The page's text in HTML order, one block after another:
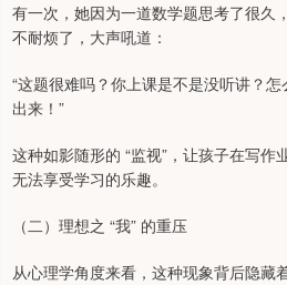
有一次，她因为一道数学题思考了很久
不耐烦了，大声吼道：
“这题很难吗？你上课是不是没听讲？
出来！”
这种如影随形的 “监视”，让孩子在写作
无法享受学习的乐趣。
（二）理想之 “我” 的重压
从心理学角度来看，这种现象背后隐藏